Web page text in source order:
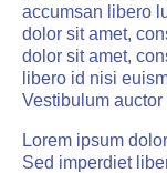
accumsan libero
dolor sit amet,
dolor sit amet,
libero id nisi
Vestibulum
Lorem ipsum
Sed imperdiet